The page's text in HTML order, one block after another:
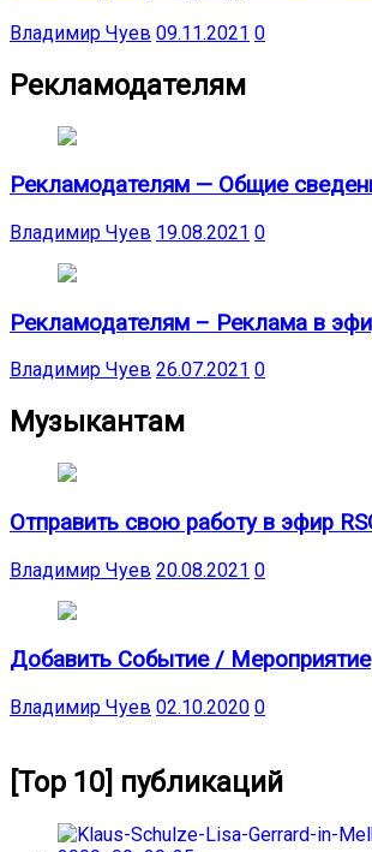
Владимир Чуев 09.11.2021 0
Рекламодателям
Рекламодателям — Общие
Владимир Чуев 19.08.2021 0
Рекламодателям – Реклама в
Владимир Чуев 26.07.2021 0
Музыкантам
Отправить свою работу в эфир
Владимир Чуев 20.08.2021 0
Добавить Событие / Мероприятие
Владимир Чуев 02.10.2020 0
[Top 10] публикаций